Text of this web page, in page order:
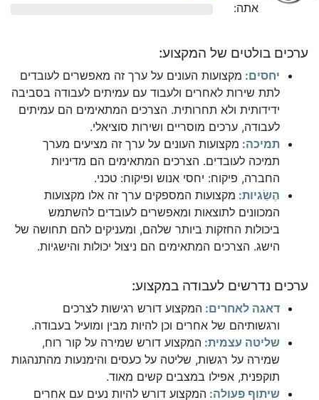
אתה:
ערכים בולטים של המקצוע:
יחסים: מקצועות העונים על ערך זה מאפשרים לעובדים
לתת שירות לאחרים ולעבוד עם עמיתים לעבודה בסביבה
ידידותית ולא תחרותית. הצרכים המתאימים הם עמיתים
לעבודה, ערכים מוסריים ושירות סוציאלי.
תמיכה: מקצועות העונים על ערך זה מציעים מערך
תמיכה לעובדים. הצרכים המתאימים הם מדיניות
החברה, פיקוח: יחסי אנוש ופיקוח: טכני.
הֶשֵׂגיות: מקצועות המספקים ערך זה אלו מקצועות
המכוונים לתוצאות ומאפשרים לעובדים להשתמש
ביכולות החזקות ביותר שלהם, ומעניקים להם תחושה של
הישג. הצרכים המתאימים הם ניצול יכולות והישגיות.
ערכים נדרשים לעבודה במקצוע:
דאגה לאחרים: המקצוע דורש רגישות לצרכים
ורגשותיהם של אחרים וכן להיות מבין ומועיל בעבודה.
שליטה עצמית: המקצוע דורש שמירה על קור רוח,
שמירה על רגשות, שליטה על כעסים והימנעות מהתנהגות
תוקפנית, אפילו במצבים קשים מאוד.
שיתוף פעולה: המקצוע דורש להיות נעים עם אחרים